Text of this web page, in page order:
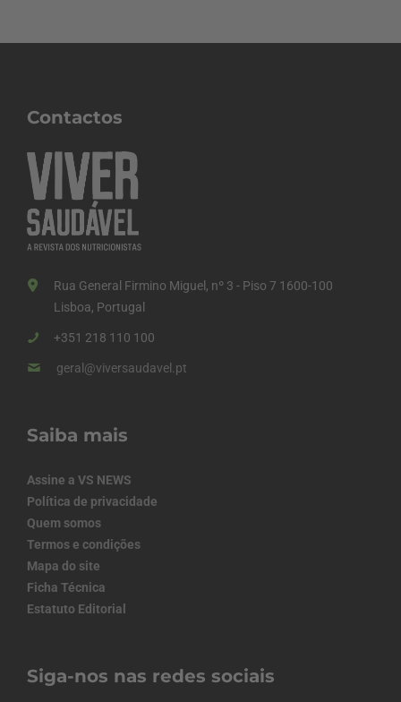
Contactos
Rua General Firmino Miguel, nº 3 - Piso 7 1600-100
Lisboa, Portugal
+351 218 110 100
geral@viversaudavel.pt
Saiba mais
Assine a VS NEWS
Política de privacidade
Quem somos
Termos e condições
Mapa do site
Ficha Técnica
Estatuto Editorial
Siga-nos nas redes sociais